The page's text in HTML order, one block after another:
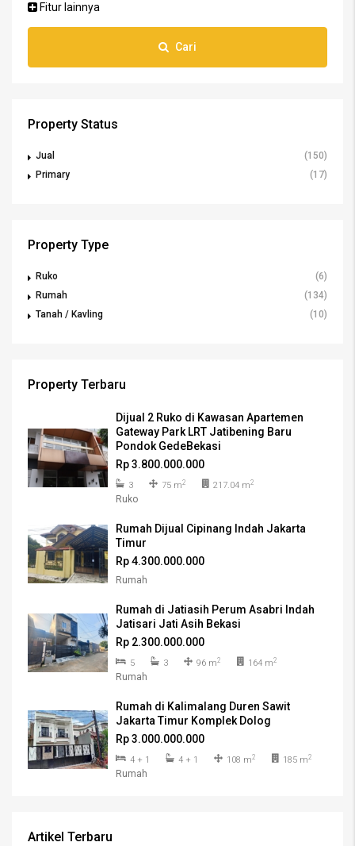
Fitur lainnya
Cari
Property Status
Jual
(150)
Primary
(17)
Property Type
Ruko
(6)
Rumah
(134)
Tanah / Kavling
(10)
Property Terbaru
Dijual 2 Ruko di Kawasan Apartemen
Gateway Park LRT Jatibening Baru
Pondok GedeBekasi
Rp 3.800.000.000
3 75 m2 217.04 m2
Ruko
Rumah Dijual Cipinang Indah Jakarta
Timur
Rp 4.300.000.000
Rumah
Rumah di Jatiasih Perum Asabri Indah
Jatisari Jati Asih Bekasi
Rp 2.300.000.000
5 3 96 m2 164 m2
Rumah
Rumah di Kalimalang Duren Sawit
Jakarta Timur Komplek Dolog
Rp 3.000.000.000
4 + 1 4 + 1 108 m2 185 m2
Rumah
Artikel Terbaru